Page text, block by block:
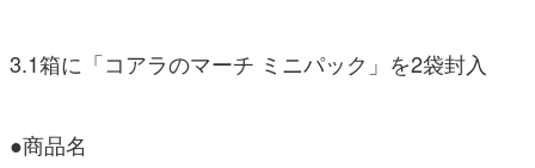
3.1箱に「コアラのマーチ ミニパック」を2袋封入
●商品名